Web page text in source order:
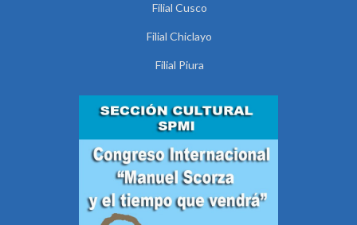
Filial Cusco
Filial Chiclayo
Filial Piura